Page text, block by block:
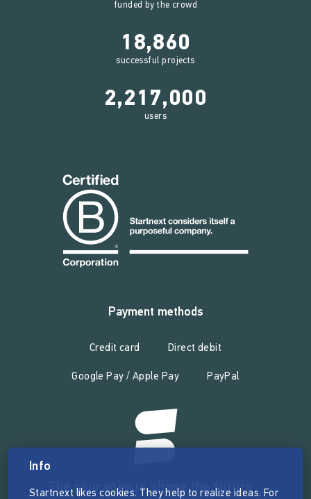
funded by the crowd
18,860
successful projects
2,217,000
users
Payment methods
Credit card Direct debit
Google Pay / Apple Pay PayPal
The courageous shape the future _
Info
Startnext likes cookies. They help to realize ideas. For